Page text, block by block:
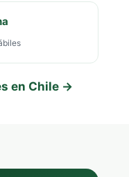
en Chile →